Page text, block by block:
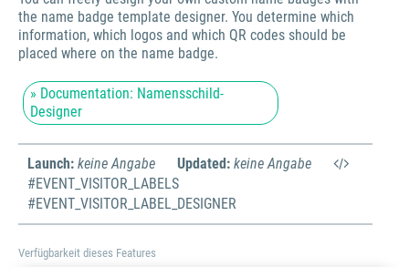
the name badge template designer. You determine which
information, which logos and which QR codes should be
placed where on the name badge.
» Documentation: Namensschild-
Designer
Launch: keine Angabe Updated: keine Angabe
#EVENT_VISITOR_LABELS
#EVENT_VISITOR_LABEL_DESIGNER
Verfügbarkeit dieses Features